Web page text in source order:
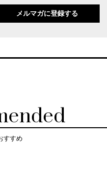
メルマガに登録する
すすめ